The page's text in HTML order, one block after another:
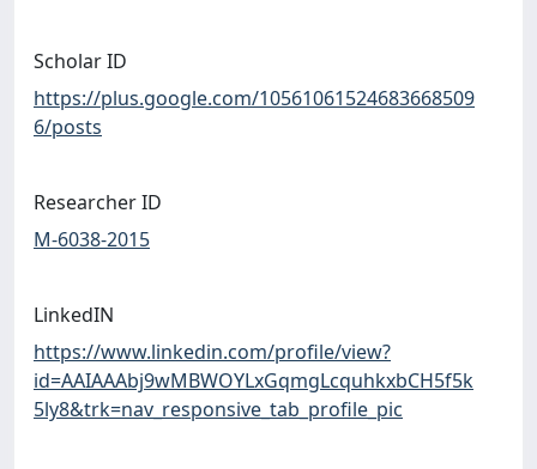
Scholar ID
https://plus.google.com/10561061524683668509
6/posts
Researcher ID
M-6038-2015
LinkedIN
https://www.linkedin.com/profile/view?
id=AAIAAAbj9wMBWOYLxGqmgLcquhkxbCH5f5k
5ly8&trk=nav_responsive_tab_profile_pic